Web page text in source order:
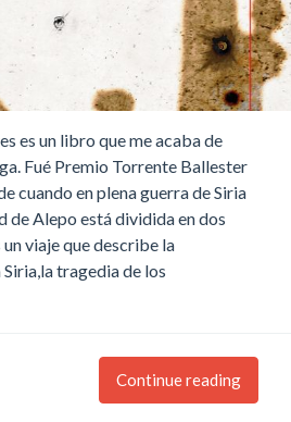
es un libro que me acaba de
Fué Premio Torrente Ballester
cuando en plena guerra de Siria
de Alepo está dividida en dos
viaje que describe la
tragedia de los
Continue reading